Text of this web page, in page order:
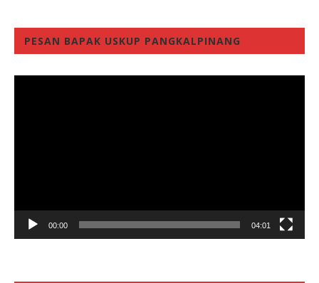
PESAN BAPAK USKUP PANGKALPINANG
00:00 04:01